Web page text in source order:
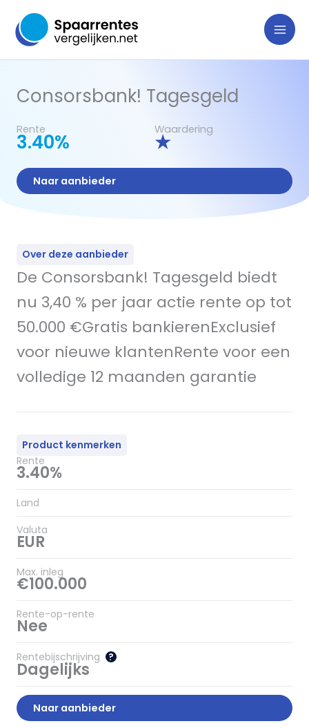
naar
inhoud
Consorsbank! Tagesgeld
Rente
3.40%
Waardering
★
Naar aanbieder
Over deze aanbieder
De Consorsbank! Tagesgeld biedt
nu 3,40 % per jaar actie rente op tot
50.000 €Gratis bankierenExclusief
voor nieuwe klantenRente voor een
volledige 12 maanden garantie
Product kenmerken
Rente
3.40%
Land
Valuta
EUR
Max. inleg
€100.000
Rente-op-rente
Nee
Rentebijschrijving ?
Dagelijks
Naar aanbieder